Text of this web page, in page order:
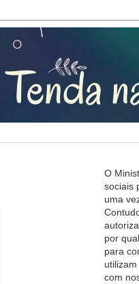
O
sociais
uma
por
para
com